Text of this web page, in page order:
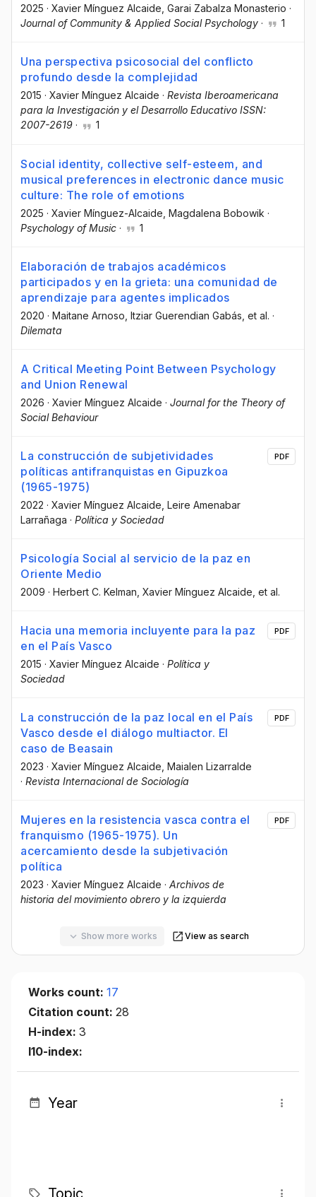
2025 · Xavier Mínguez Alcaide , Garai Zabalza Monasterio ·
Journal of Community & Applied Social Psychology · 1
Una perspectiva psicosocial del conflicto
profundo desde la complejidad
2015 · Xavier Mínguez Alcaide · Revista Iberoamericana
para la Investigación y el Desarrollo Educativo ISSN:
2007-2619 · 1
Social identity, collective self-esteem, and
musical preferences in electronic dance music
culture: The role of emotions
2025 · Xavier Mínguez-Alcaide , Magdalena Bobowik ·
Psychology of Music · 1
Elaboración de trabajos académicos
participados y en la grieta: una comunidad de
aprendizaje para agentes implicados
2020 · Maitane Arnoso , Itziar Guerendian Gabás , et al. ·
Dilemata
A Critical Meeting Point Between Psychology
and Union Renewal
2026 · Xavier Mínguez Alcaide · Journal for the Theory of
Social Behaviour
La construcción de subjetividades
políticas antifranquistas en Gipuzkoa
(1965-1975)
2022 · Xavier Mínguez Alcaide , Leire Amenabar
Larrañaga · Política y Sociedad
PDF
Psicología Social al servicio de la paz en
Oriente Medio
2009 · Herbert C. Kelman , Xavier Mínguez Alcaide , et al.
Hacia una memoria incluyente para la paz
en el País Vasco
2015 · Xavier Mínguez Alcaide · Política y
Sociedad
PDF
La construcción de la paz local en el País
Vasco desde el diálogo multiactor. El
caso de Beasain
2023 · Xavier Mínguez Alcaide , Maialen Lizarralde
· Revista Internacional de Sociología
PDF
Mujeres en la resistencia vasca contra el
franquismo (1965-1975). Un
acercamiento desde la subjetivación
política
2023 · Xavier Mínguez Alcaide · Archivos de
historia del movimiento obrero y la izquierda
PDF
Show more works View as search
Works count: 17
Citation count: 28
H-index: 3
I10-index:
Year
Topic